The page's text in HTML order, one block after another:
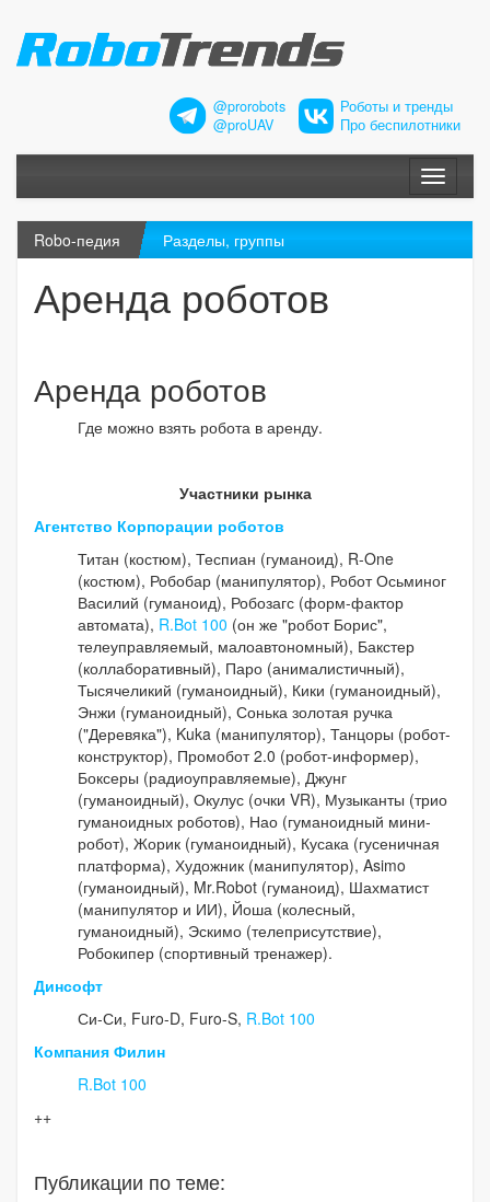
@prorobots
@proUAV
Роботы и тренды
Про беспилотники
Меню
Robo-педия Разделы, группы
Аренда роботов
Аренда роботов
Где можно взять робота в аренду.
Участники рынка
Агентство Корпорации роботов
Титан (костюм), Теспиан (гуманоид), R-One
(костюм), Робобар (манипулятор), Робот Осьминог
Василий (гуманоид), Робозагс (форм-фактор
автомата), R.Bot 100 (он же "робот Борис",
телеуправляемый, малоавтономный), Бакстер
(коллаборативный), Паро (анималистичный),
Тысячеликий (гуманоидный), Кики (гуманоидный),
Энжи (гуманоидный), Сонька золотая ручка
("Деревяка"), Kuka (манипулятор), Танцоры (робот-
конструктор), Промобот 2.0 (робот-информер),
Боксеры (радиоуправляемые), Джунг
(гуманоидный), Окулус (очки VR), Музыканты (трио
гуманоидных роботов), Нао (гуманоидный мини-
робот), Жорик (гуманоидный), Кусака (гусеничная
платформа), Художник (манипулятор), Asimo
(гуманоидный), Mr.Robot (гуманоид), Шахматист
(манипулятор и ИИ), Йоша (колесный,
гуманоидный), Эскимо (телеприсутствие),
Робокипер (спортивный тренажер).
Динсофт
Си-Си, Furo-D, Furo-S, R.Bot 100
Компания Филин
R.Bot 100
++
Публикации по теме: